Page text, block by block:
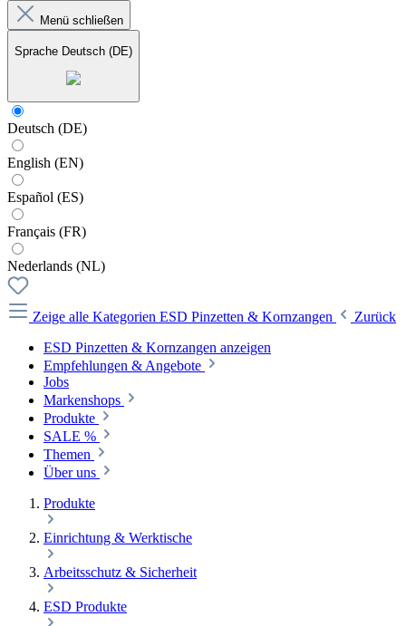
Menü schließen
Sprache Deutsch (DE)
Deutsch (DE)
English (EN)
Español (ES)
Français (FR)
Nederlands (NL)
Zeige alle Kategorien ESD Pinzetten & Kornzangen
Zurück
ESD Pinzetten & Kornzangen anzeigen
Empfehlungen & Angebote
Jobs
Markenshops
Produkte
SALE %
Themen
Über uns
Produkte
Einrichtung & Werktische
Arbeitsschutz & Sicherheit
ESD Produkte